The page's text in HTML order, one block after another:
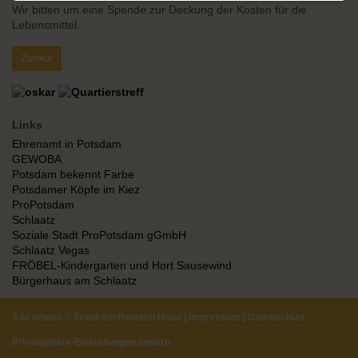
Wir bitten um eine Spende zur Deckung der Kosten für die
Lebensmittel.
Zurück
Links
Ehrenamt in Potsdam
GEWOBA
Potsdam bekennt Farbe
Potsdamer Köpfe im Kiez
ProPotsdam
Schlaatz
Soziale Stadt ProPotsdam gGmbH
Schlaatz Vegas
FRÖBEL-Kindergarten und Hort Sausewind
Bürgerhaus am Schlaatz
Alle Inhalte © Friedrich Reinsch Haus Impressum Datenschutz
Privatsphäre-Einstellungen ändern